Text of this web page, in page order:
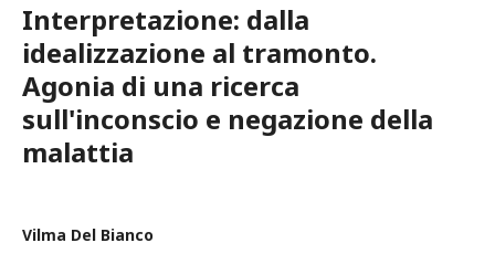
Interpretazione: dalla
idealizzazione al tramonto.
Agonia di una ricerca
sull'inconscio e negazione della
malattia
Vilma Del Bianco